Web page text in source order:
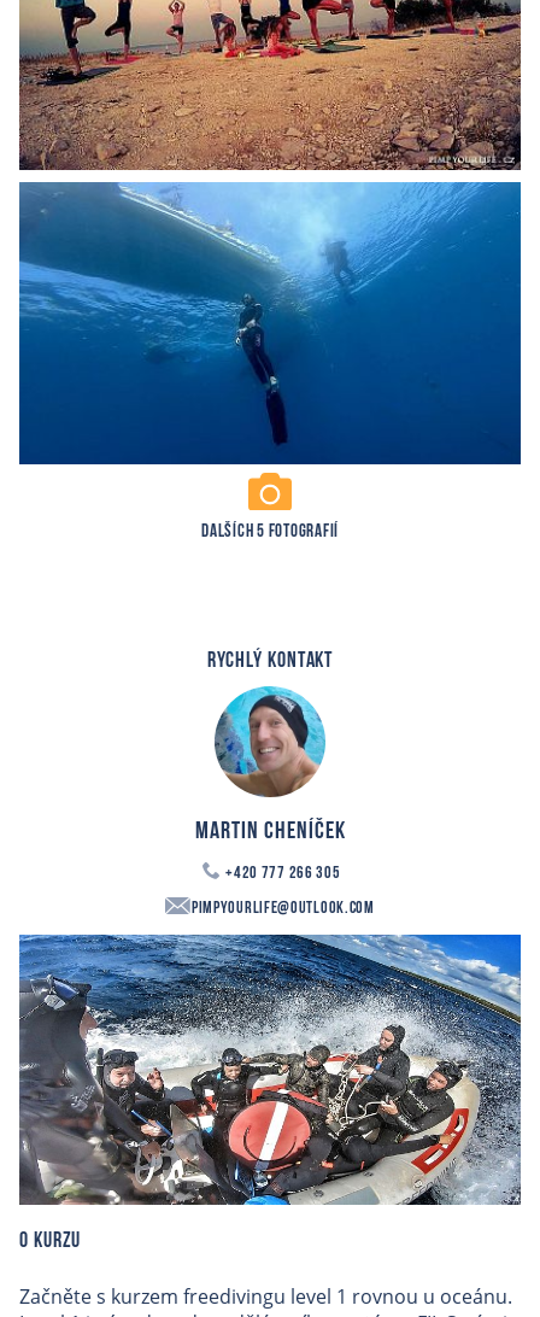
DALŠÍCH 5 FOTOGRAFIÍ
RYCHLÝ KONTAKT
Martin Cheníček
+420 777 266 305
PimpYourLife@outlook.com
O kurzu
Začněte s kurzem freedivingu level 1 rovnou u oceánu.